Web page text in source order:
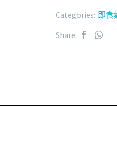
Categories: 即食
Share: